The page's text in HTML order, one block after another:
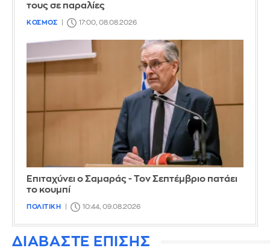
τους σε παραλίες
ΚΟΣΜΟΣ 17:00, 08.08.2026
Επιταχύνει ο Σαμαράς - Τον Σεπτέμβριο πατάει
το κουμπί
ΠΟΛΙΤΙΚΗ 10:44, 09.08.2026
ΔΙΑΒΑΣΤΕ ΕΠΙΣΗΣ